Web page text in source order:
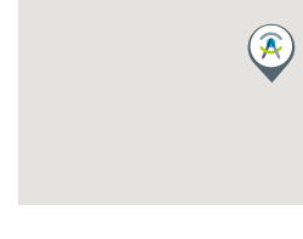
complementi di arredo,
paralumi come oggetti unici
dell’acquerello,